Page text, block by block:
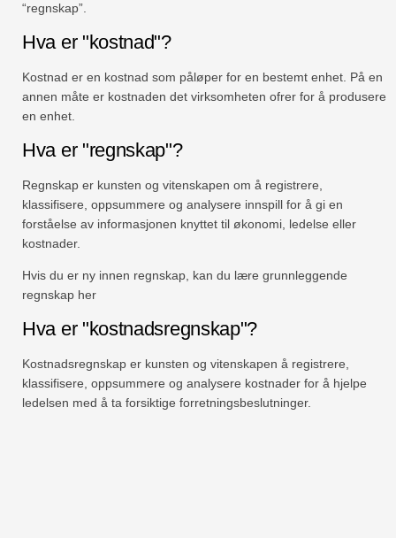
“regnskap”.
Hva er "kostnad"?
Kostnad er en kostnad som påløper for en bestemt enhet. På en
annen måte er kostnaden det virksomheten ofrer for å produsere
en enhet.
Hva er "regnskap"?
Regnskap er kunsten og vitenskapen om å registrere,
klassifisere, oppsummere og analysere innspill for å gi en
forståelse av informasjonen knyttet til økonomi, ledelse eller
kostnader.
Hvis du er ny innen regnskap, kan du lære grunnleggende
regnskap her
Hva er "kostnadsregnskap"?
Kostnadsregnskap er kunsten og vitenskapen å registrere,
klassifisere, oppsummere og analysere kostnader for å hjelpe
ledelsen med å ta forsiktige forretningsbeslutninger.